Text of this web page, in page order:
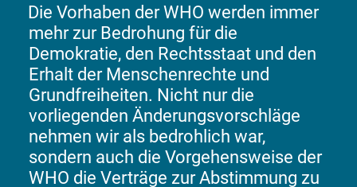
Die Vorhaben der WHO werden immer
mehr zur Bedrohung für die
Demokratie, den Rechtsstaat und den
Erhalt der Menschenrechte und
Grundfreiheiten. Nicht nur die
vorliegenden Änderungsvorschläge
nehmen wir als bedrohlich war,
sondern auch die Vorgehensweise der
WHO die Verträge zur Abstimmung zu